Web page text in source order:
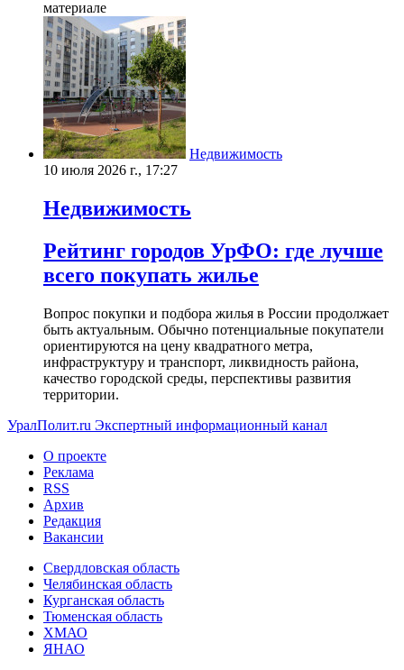
материале
Недвижимость
10 июля 2026 г., 17:27
Недвижимость
Рейтинг городов УрФО: где лучше
всего покупать жилье
Вопрос покупки и подбора жилья в России продолжает
быть актуальным. Обычно потенциальные покупатели
ориентируются на цену квадратного метра,
инфраструктуру и транспорт, ликвидность района,
качество городской среды, перспективы развития
территории.
УралПолит.ru Экспертный информационный канал
О проекте
Реклама
RSS
Архив
Редакция
Вакансии
Свердловская область
Челябинская область
Курганская область
Тюменская область
ХМАО
ЯНАО